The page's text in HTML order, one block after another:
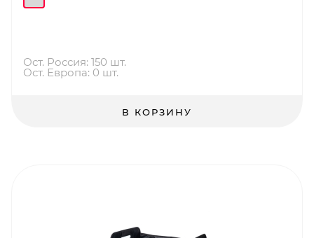
Ост. Россия: 150 шт.
Ост. Европа: 0 шт.
В КОРЗИНУ